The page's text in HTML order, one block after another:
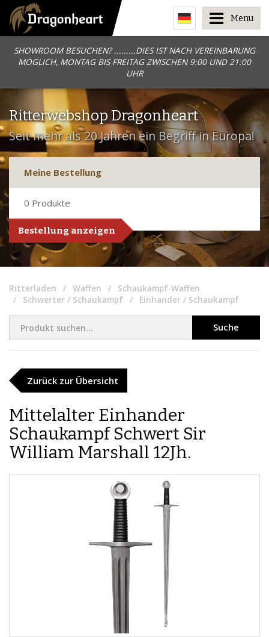
SHOWROOM BESUCHEN? .........DIES IST NACH VEREINBARUNG
MÖGLICH, MONTAG BIS FREITAG ZWISCHEN 9:00 UND 21:00
UHR
Menu
Ritterwebshop Dragonheart
Seit mehr als 20 Jahren ein Begriff in Europa!
Meine Bestellung
0 Produkte
Bestellung anzeigen
Ritterladen Waffen
Schaukampf-Waffen
Schwerter / Schaukampf
Einhander / Schaukampf
Suche
Zurück zur Übersicht
Mittelalter Einhander
Schaukampf Schwert Sir
William Marshall 12Jh.